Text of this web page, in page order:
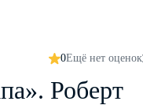
0Ещё нет оценок
Роберт